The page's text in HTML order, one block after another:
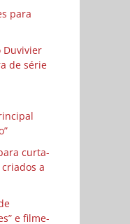
para
Duvivier
de série
curta-
a
e filme-